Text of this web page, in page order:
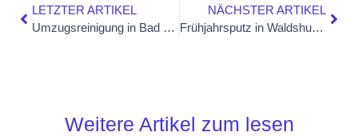
LETZTER ARTIKEL
Umzugsreinigung in Bad Säckingen – warum eine professionelle Endreinigung beim Auszug entscheidend ist
NÄCHSTER ARTIKEL
Frühjahrsputz in Waldshut-Tiengen: Die ultimative Checkliste für ein sauberes Zuhause
Weitere Artikel zum lesen